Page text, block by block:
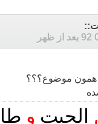
همون موضوع؟؟؟
الجبت و طا